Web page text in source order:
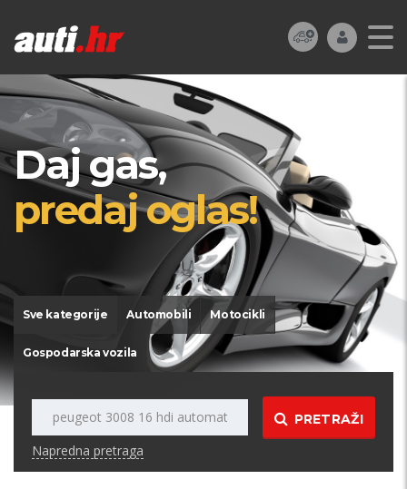
Daj gas,
predaj oglas!
Sve kategorije Automobili Motocikli
Gospodarska vozila
PRETRAŽI
Napredna pretraga